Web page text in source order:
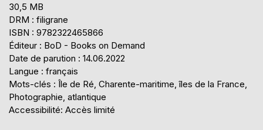
30,5 MB
DRM : filigrane
ISBN : 9782322465866
Éditeur : BoD - Books on Demand
Date de parution : 14.06.2022
Langue : français
Mots-clés : Île de Ré, Charente-maritime, îles de la France,
Photographie, atlantique
Accessibilité: Accès limité